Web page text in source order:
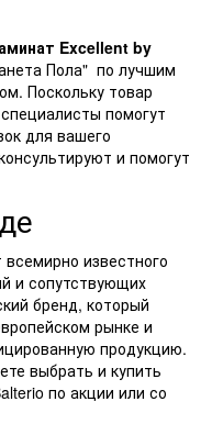
Excellent by
Пола" по лучшим
Поскольку товар
помогут
для вашего
и помогут
известного
и сопутствующих
бренд, который
рынке и
продукцию.
выбрать и купить
по акции или со